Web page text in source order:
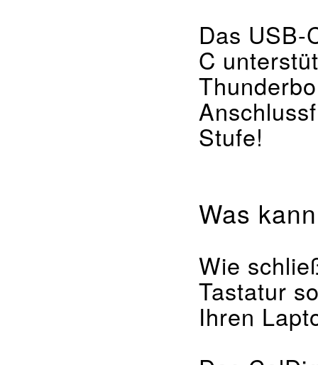
Das USB-
C
Stufe!
Was
Wie
Tastatur
Ihren